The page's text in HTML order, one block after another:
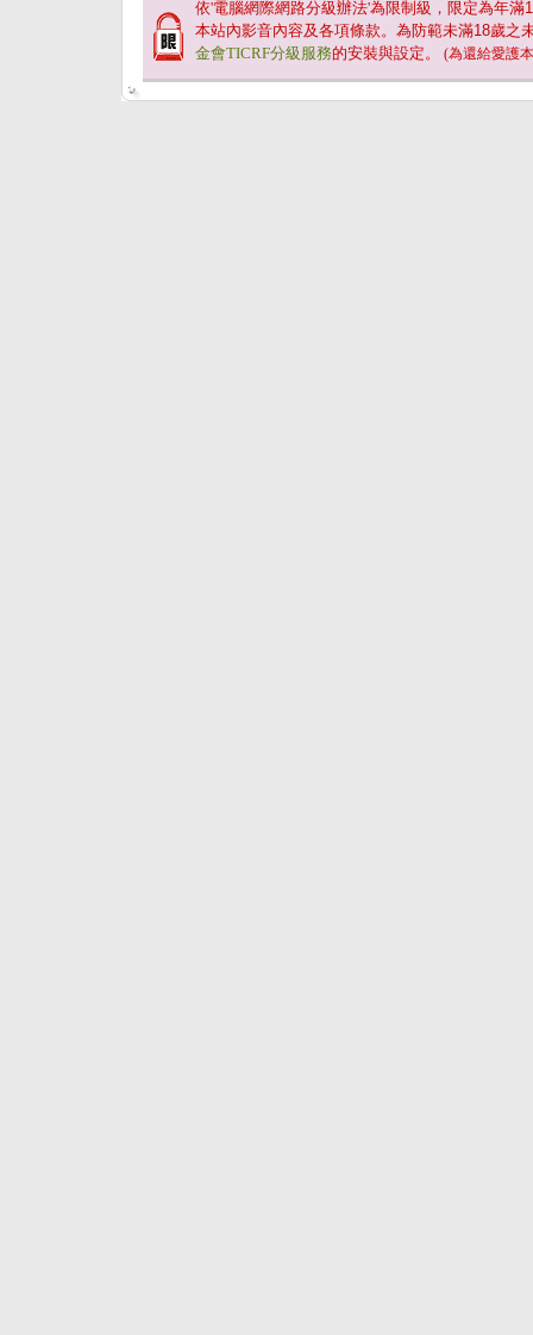
依'電腦網際網路分級辦法'為限制級，限定為年滿
本站內影音內容及各項條款。為防範未滿18歲之
金會TICRF分級服務的安裝與設定。 (為還給愛護